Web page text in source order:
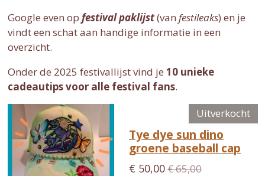
Google even op festival paklijst(van festileaks) en je
vindt een schat aan handige informatie in een
overzicht.
Onder de 2025 festivallijst vind je 10 unieke
cadeautips voor alle festival fans.
Uitverkocht
Tye dye sun dino
groene baseball cap
€ 50,00€ 65,00